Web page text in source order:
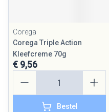
Corega
Corega Triple Action
Kleefcreme 70g
€ 9,56
Bestel